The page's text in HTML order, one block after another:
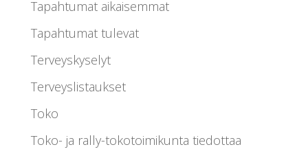
Tapahtumat aikaisemmat
Tapahtumat tulevat
Terveyskyselyt
Terveyslistaukset
Toko
Toko- ja rally-tokotoimikunta tiedottaa